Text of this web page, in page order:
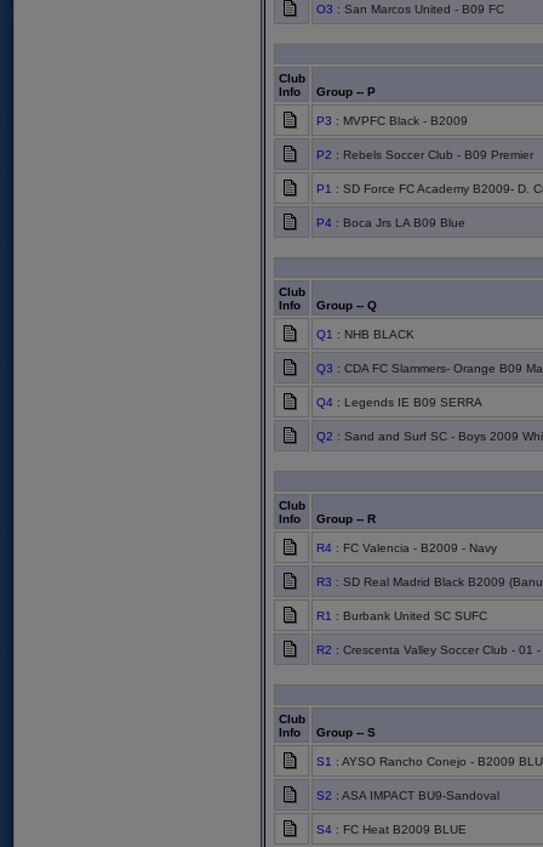
O3 : San Marcos United - B09 FC
Club
Info
Group -- P
P3 : MVPFC Black - B2009
P2 : Rebels Soccer Club - B09 Premier
P1 : SD Force FC Academy B2009- D.
P4 : Boca Jrs LA B09 Blue
Club
Info
Group -- Q
Q1 : NHB BLACK
Q3 : CDA FC Slammers- Orange B09
Q4 : Legends IE B09 SERRA
Q2 : Sand and Surf SC - Boys 2009
Club
Info
Group -- R
R4 : FC Valencia - B2009 - Navy
R3 : SD Real Madrid Black B2009
R1 : Burbank United SC SUFC
R2 : Crescenta Valley Soccer Club - 01
Club
Info
Group -- S
S1 : AYSO Rancho Conejo - B2009
S2 : ASA IMPACT BU9-Sandoval
S4 : FC Heat B2009 BLUE